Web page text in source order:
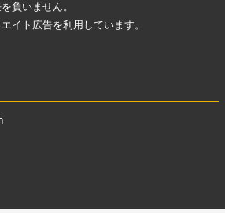
負いません。
イト広告を利用しています。